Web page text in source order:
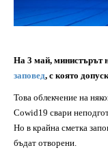
На 3 май, министърът
заповед, с която
Това облекчение на
Cowid19 свари
Но в крайна сметка
бъдат отворени.